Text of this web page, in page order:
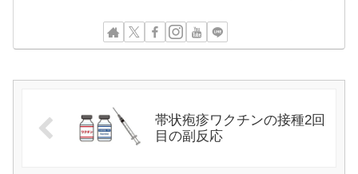
帯状疱疹ワクチンの接種2回
目の副反応